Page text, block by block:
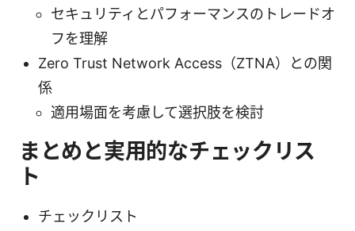
セキュリティとパフォーマンスのトレードオ
フを理解
Zero Trust Network Access（ZTNA）との関
係
適用場面を考慮して選択肢を検討
まとめと実用的なチェックリス
ト
チェックリスト